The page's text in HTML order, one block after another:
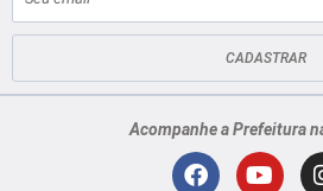
mail
CADASTRAR
Acompanhe a Prefeitura